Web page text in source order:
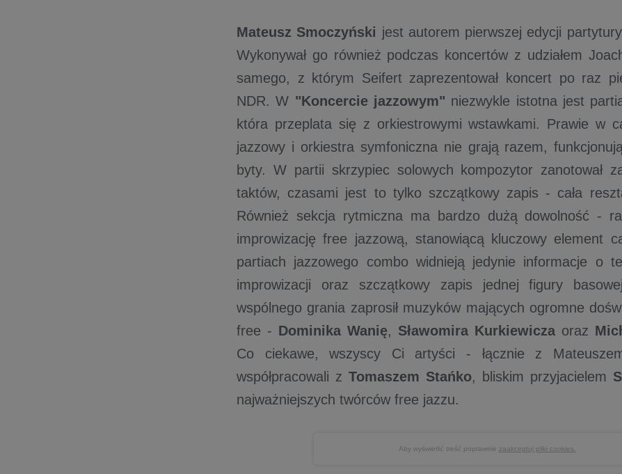
Mateusz Smoczyński jest autorem pierwszej edycji
Wykonywał go również podczas koncertów z udziałem
samego, z którym Seifert zaprezentował koncert po raz
NDR. W "Koncercie jazzowym" niezwykle istotna jest
która przeplata się z orkiestrowymi wstawkami. Prawie w
jazzowy i orkiestra symfoniczna nie grają razem,
byty. W partii skrzypiec solowych kompozytor zanotował
taktów, czasami jest to tylko szczątkowy zapis - cała
Również sekcja rytmiczna ma bardzo dużą dowolność -
improwizację free jazzową, stanowiącą kluczowy element
partiach jazzowego combo widnieją jedynie informacje o
improwizacji oraz szczątkowy zapis jednej figury
wspólnego grania zaprosił muzyków mających ogromne
free - Dominika Wanię, Sławomira Kurkiewicza oraz
Co ciekawe, wszyscy Ci artyści - łącznie z
współpracowali z Tomaszem Stańko, bliskim przyjacielem
najważniejszych twórców free jazzu.
Aby wyświetlić treść poprawnie zaakceptuj pliki cookies.